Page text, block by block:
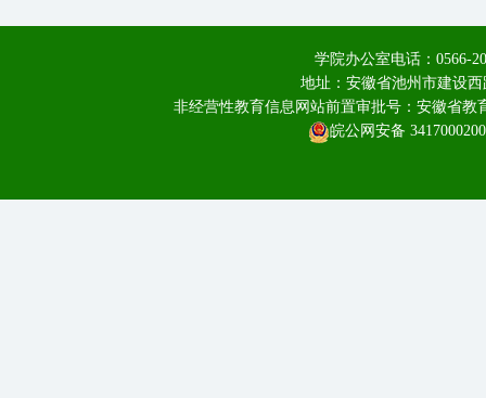
学院办公室电话：0566-
地址：安徽省池州市建设
非经营性教育信息网站前置审批号：安徽省
皖公网安备